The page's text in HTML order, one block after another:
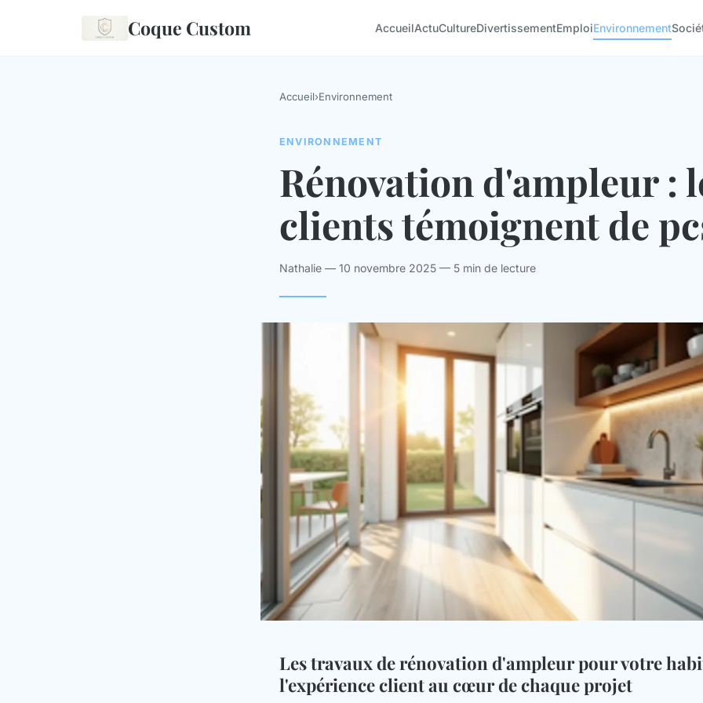
Coque Custom AccueilActuCultureDivertissementEmploiEnvironnement
Accueil›Environnement
ENVIRONNEMENT
Rénovation d'ampleur :
clients témoignent de
Nathalie — 10 novembre 2025 — 5 min de lecture
Les travaux de rénovation d'ampleur pour votre
l'expérience client au cœur de chaque projet